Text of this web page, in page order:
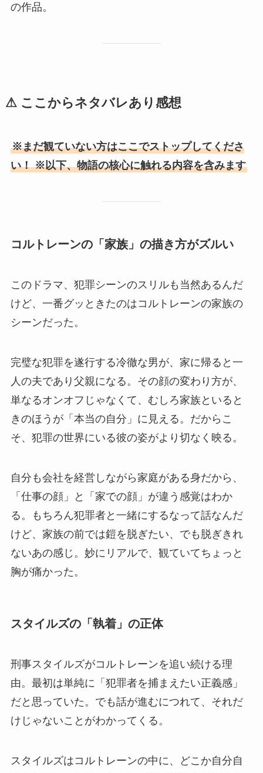
の作品。
⚠ ここからネタバレあり感想
※まだ観ていない方はここでストップしてくださ
い！ ※以下、物語の核心に触れる内容を含みます
コルトレーンの「家族」の描き方がズルい
このドラマ、犯罪シーンのスリルも当然あるんだ
けど、一番グッときたのはコルトレーンの家族の
シーンだった。
完璧な犯罪を遂行する冷徹な男が、家に帰ると一
人の夫であり父親になる。その顔の変わり方が、
単なるオンオフじゃなくて、むしろ家族といると
きのほうが「本当の自分」に見える。だからこ
そ、犯罪の世界にいる彼の姿がより切なく映る。
自分も会社を経営しながら家庭がある身だから、
「仕事の顔」と「家での顔」が違う感覚はわか
る。もちろん犯罪者と一緒にするなって話なんだ
けど、家族の前では鎧を脱ぎたい、でも脱ぎきれ
ないあの感じ。妙にリアルで、観ていてちょっと
胸が痛かった。
スタイルズの「執着」の正体
刑事スタイルズがコルトレーンを追い続ける理
由。最初は単純に「犯罪者を捕まえたい正義感」
だと思っていた。でも話が進むにつれて、それだ
けじゃないことがわかってくる。
スタイルズはコルトレーンの中に、どこか自分自